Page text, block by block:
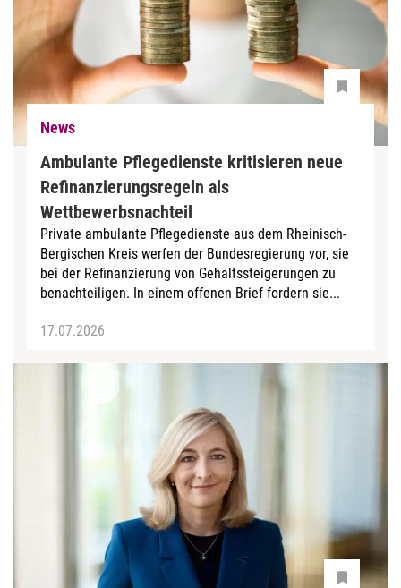
News
Ambulante Pflegedienste kritisieren neue
Refinanzierungsregeln als
Wettbewerbsnachteil
Private ambulante Pflegedienste aus dem Rheinisch-
Bergischen Kreis werfen der Bundesregierung vor, sie
bei der Refinanzierung von Gehaltssteigerungen zu
benachteiligen. In einem offenen Brief fordern sie...
17.07.2026